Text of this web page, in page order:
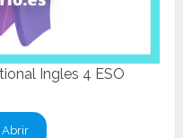
Ingles 4 ESO
Abrir